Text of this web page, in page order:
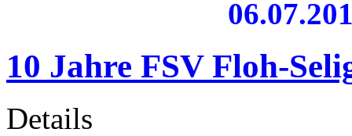
10 Jahre FSV Floh-
Details